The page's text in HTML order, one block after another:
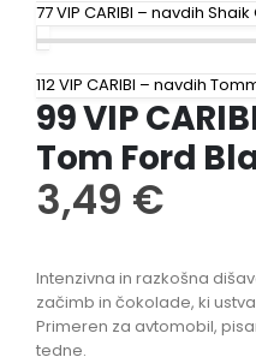
77 VIP CARIBI – navdih
112 VIP CARIBI – navdih
99 VIP
Tom Ford
3,49 €
Intenzivna in razkošna
začimb in čokolade, ki
Primeren za avtomobil,
tedne.